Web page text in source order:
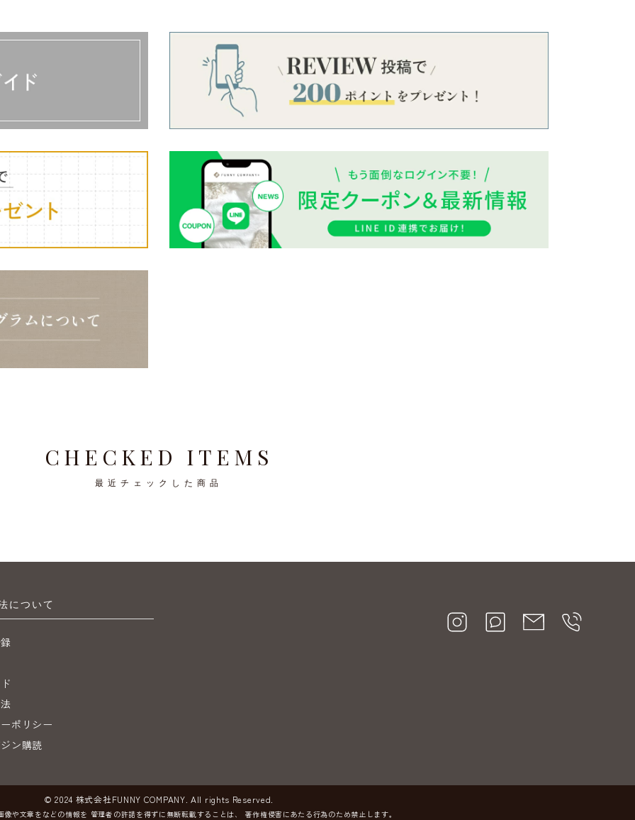
CHECKED ITEMS
最近チェックした商品
について
ポリシー
ン購読
© 2024 株式会社FUNNY COMPANY. All rights Reserved.
像や文章をなどの情報を 管理者の許諾を得ずに無断転載することは、 著作権侵害にあたる行為のため禁止します。